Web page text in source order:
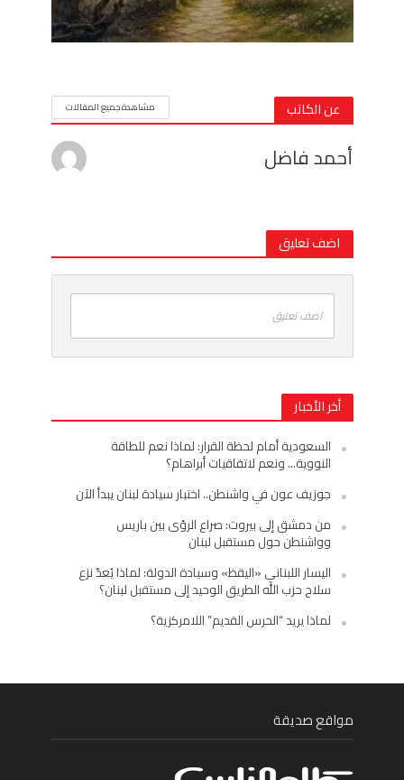
عن الكاتب مشاهدة جميع المقالات
أحمد فاضل
اضف تعليق
اضف تعليق
أخر الأخبار
السعودية أمام لحظة القرار: لماذا نعم للطاقة
النووية… ونعم لاتفاقيات أبراهام؟
جوزيف عون في واشنطن.. اختبار سيادة لبنان يبدأ الآن
من دمشق إلى بيروت: صراع الرؤى بين باريس
وواشنطن حول مستقبل لبنان
اليسار اللبناني «اليقظ» وسيادة الدولة: لماذا يُعدّ نزع
سلاح حزب الله الطريق الوحيد إلى مستقبل لبنان؟
لماذا يريد “الحرس القديم” اللامركزية؟
مواقع صديقة